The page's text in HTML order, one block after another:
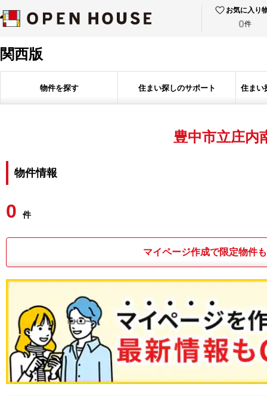
お気に入り
0件
関西版
物件を探す 住まい探しのサポート 住まい
豊中市立庄内
物件情報
0 件
マイページ作成で限定物件